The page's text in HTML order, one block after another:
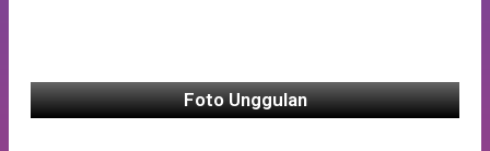
Foto Unggulan